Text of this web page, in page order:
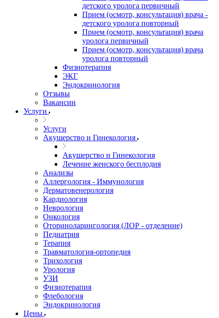
детского уролога первичный
Прием (осмотр, консультация) врача -
детского уролога повторный
Прием (осмотр, консультация) врача
уролога первичный
Прием (осмотр, консультация) врача
уролога повторный
Физиотерапия
ЭКГ
Эндокринология
Отзывы
Вакансии
Услуги
Услуги
Акушерство и Гинекология
Акушерство и Гинекология
Лечение женского бесплодия
Анализы
Аллергология - Иммунология
Дерматовенерология
Кардиология
Неврология
Онкология
Оториноларингология (ЛОР - отделение)
Педиатрия
Терапия
Травматология-ортопедия
Трихология
Урология
УЗИ
Физиотерапия
Флебология
Эндокринология
Цены